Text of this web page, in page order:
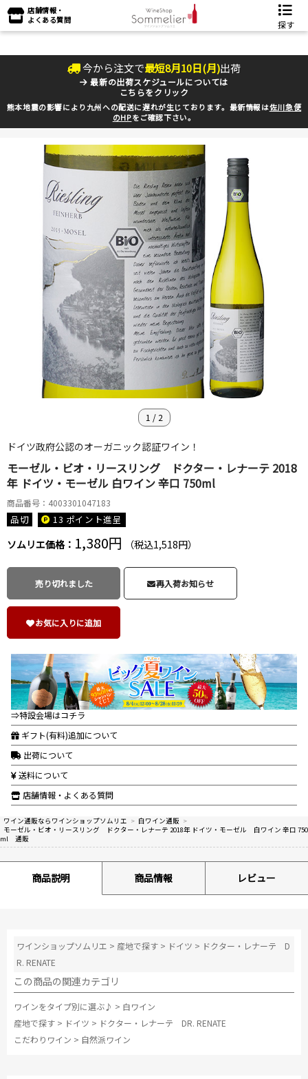
店舗情報・
よくある質問
探す
今から注文で最短8月10日(月)出荷
最新の出荷スケジュールについては
こちらをクリック
熊本地震の影響により九州への配送に遅れが生じております。最新情報は佐川急便
のHPをご確認下さい。
1 / 2
ドイツ政府公認のオーガニック認証ワイン！
モーゼル・ビオ・リースリング ドクター・レナーテ 2018
年 ドイツ・モーゼル 白ワイン 辛口 750ml
商品番号：4003301047183
品切 13 ポイント進呈
ソムリエ価格： 1,380円 （税込1,518円）
売り切れました 再入荷お知らせ
お気に入りに追加
⇒特設会場はコチラ
ギフト(有料)追加について
出荷について
送料について
店舗情報・よくある質問
ワイン通販ならワインショップソムリエ > 白ワイン通販 >
モーゼル・ビオ・リースリング ドクター・レナーテ 2018年 ドイツ・モーゼル 白ワイン 辛口 750
ml 通販
商品説明 商品情報 レビュー
ワインショップソムリエ > 産地で探す > ドイツ > ドクター・レナーテ D
R. RENATE
この商品の関連カテゴリ
ワインをタイプ別に選ぶ♪ > 白ワイン
産地で探す > ドイツ > ドクター・レナーテ DR. RENATE
こだわりワイン > 自然派ワイン